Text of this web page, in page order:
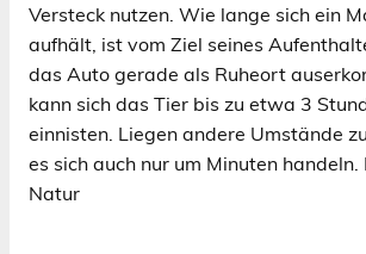
Versteck nutzen. Wie lange sich ein
aufhält, ist vom Ziel seines
das Auto gerade als Ruheort
kann sich das Tier bis zu etwa 3
einnisten. Liegen andere Umstände
es sich auch nur um Minuten
Natur